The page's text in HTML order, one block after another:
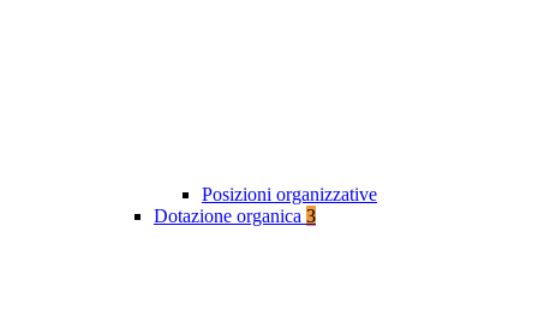
Posizioni organizzative
Dotazione organica 3